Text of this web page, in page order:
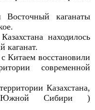
каганаты
находилось
каганат.
Китаем восстановили
современной
Казахстана,
Сибири )